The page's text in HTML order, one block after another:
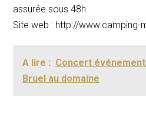
assurée sous 48h
Site web : http://www.camping-
A lire : Concert
Bruel au domaine